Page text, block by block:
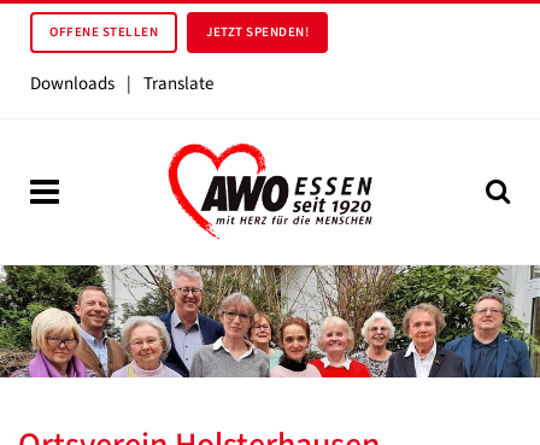
OFFENE STELLEN JETZT SPENDEN!
Downloads | Translate